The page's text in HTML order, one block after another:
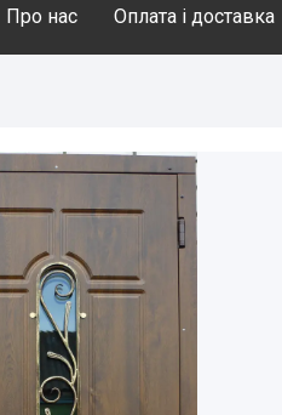
Про нас Оплата і доставка